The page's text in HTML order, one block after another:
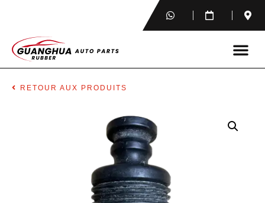
RETOUR AUX PRODUITS